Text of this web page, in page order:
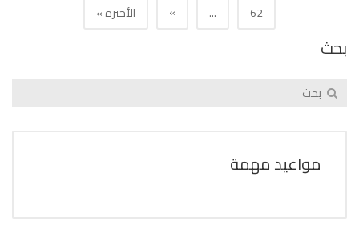
62
...
» الأخيرة »
بحث
مواعيد مهمة